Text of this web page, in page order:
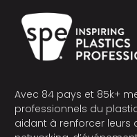
Avec 84 pays et 85k+
professionnels du
aidant à renforcer